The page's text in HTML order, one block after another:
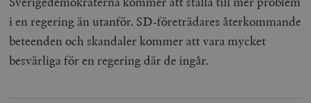
i en regering än utanför. SD-företrädares återkommande
beteenden och skandaler kommer att vara mycket
besvärliga för en regering där de ingår.